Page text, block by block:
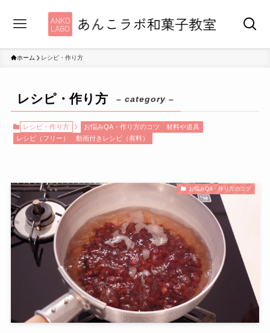
ホーム レシピ・作り方
レシピ・作り方 – category –
レシピ・作り方 お悩みQA・作り方のコツ
材料や道具
レシピ（フリー）
動画付きレシピ（有料）
お悩みQA・作り方のコツ